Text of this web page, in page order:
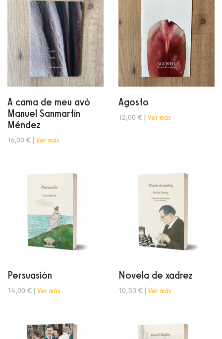
A cama de meu avó
Manuel Sanmartín
Méndez
16,00 € | Ver más
Agosto
12,00 € | Ver más
Persuasión
14,00 € | Ver más
Novela de xadrez
10,50 € | Ver más